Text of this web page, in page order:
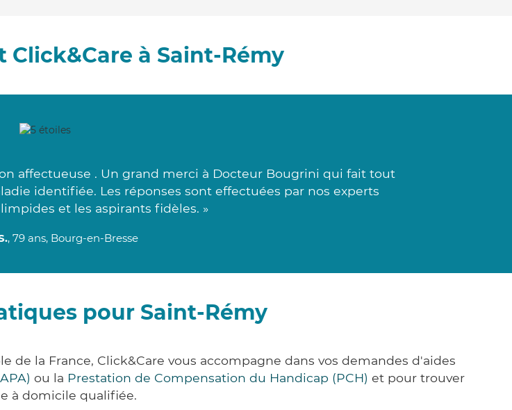
à Saint-Rémy
affectueuse . Un grand merci à Docteur Bougrini qui fait tout
identifiée. Les réponses sont effectuées par nos experts
et les aspirants fidèles. »
, 79 ans, Bourg-en-Bresse
pour Saint-Rémy
la France, Click&Care vous accompagne dans vos demandes d'aides
ou la Prestation de Compensation du Handicap (PCH) et pour trouver
à domicile qualifiée.